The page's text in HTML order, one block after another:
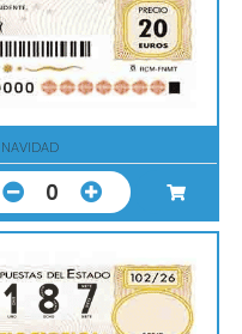
NAVIDAD
0